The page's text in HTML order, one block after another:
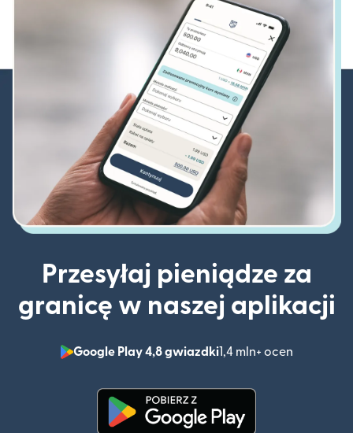
Przesyłaj pieniądze za
granicę w naszej aplikacji
Google Play 4,8 gwiazdki1,4 mln+ ocen
(otwiera